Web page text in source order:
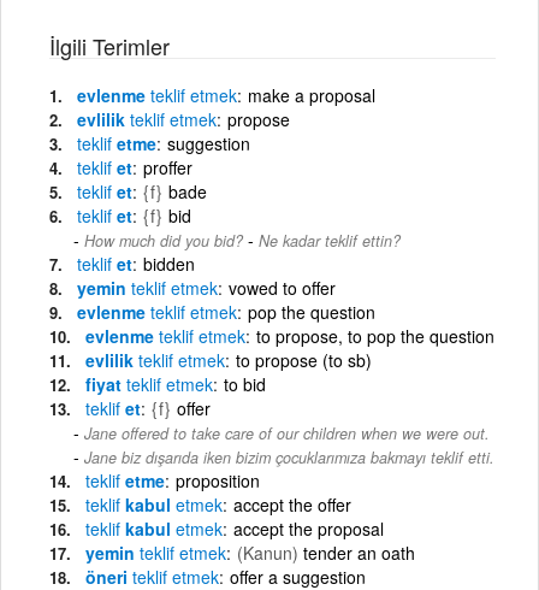
İlgili Terimler
evlenme teklif etmek make a proposal
evlilik teklif etmek propose
teklif etme suggestion
teklif et proffer
teklif et {f} bade
teklif et {f} bid
How much did you bid? - Ne kadar teklif ettin?
teklif et bidden
yemin teklif etmek vowed to offer
evlenme teklif etmek pop the question
evlenme teklif etmek to propose, to pop the question
evlilik teklif etmek to propose (to sb)
fiyat teklif etmek to bid
teklif et {f} offer
Jane offered to take care of our children when we were out.
- Jane biz dışarıda iken bizim çocuklarımıza bakmayı teklif etti.
teklif etme proposition
teklif kabul etmek accept the offer
teklif kabul etmek accept the proposal
yemin teklif etmek (Kanun) tender an oath
öneri teklif etmek offer a suggestion